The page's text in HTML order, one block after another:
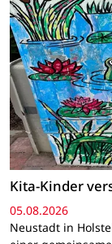
Kita-Kinder
05.08.2026
Neustadt in